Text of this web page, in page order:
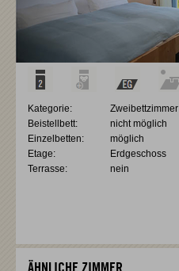
Kategorie:
Zweibettzimmer
Beistellbett:
nicht möglich
Einzelbetten:
möglich
Etage:
Erdgeschoss
Terrasse:
nein
ÄHNLICHE ZIMMER